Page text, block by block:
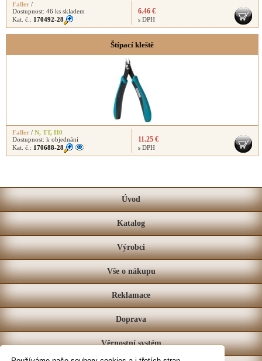
Faller /
Dostupnost: 46 ks skladem
Kat. č.: 170492-28
6.46 €
s DPH
Štípací kleště
Faller / N, TT, H0
Dostupnost: k objednání
Kat. č.: 170688-28
11.25 €
s DPH
Úvod
Katalog
Výrobci
Vše o nákupu
Reklamace
Doprava
Věrnostní systém